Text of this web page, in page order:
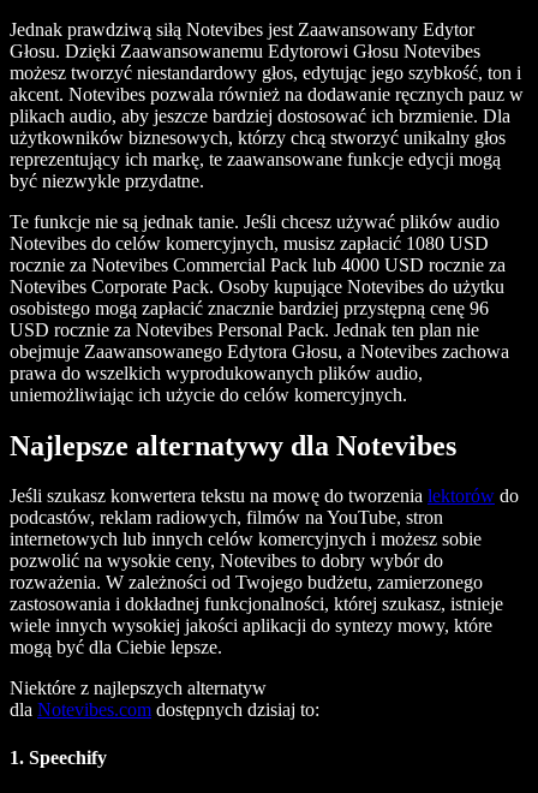
Jednak prawdziwą siłą Notevibes jest Zaawansowany Edytor
Głosu. Dzięki Zaawansowanemu Edytorowi Głosu Notevibes
możesz tworzyć niestandardowy głos, edytując jego szybkość, ton i
akcent. Notevibes pozwala również na dodawanie ręcznych pauz w
plikach audio, aby jeszcze bardziej dostosować ich brzmienie. Dla
użytkowników biznesowych, którzy chcą stworzyć unikalny głos
reprezentujący ich markę, te zaawansowane funkcje edycji mogą
być niezwykle przydatne.
Te funkcje nie są jednak tanie. Jeśli chcesz używać plików audio
Notevibes do celów komercyjnych, musisz zapłacić 1080 USD
rocznie za Notevibes Commercial Pack lub 4000 USD rocznie za
Notevibes Corporate Pack. Osoby kupujące Notevibes do użytku
osobistego mogą zapłacić znacznie bardziej przystępną cenę 96
USD rocznie za Notevibes Personal Pack. Jednak ten plan nie
obejmuje Zaawansowanego Edytora Głosu, a Notevibes zachowa
prawa do wszelkich wyprodukowanych plików audio,
uniemożliwiając ich użycie do celów komercyjnych.
Najlepsze alternatywy dla Notevibes
Jeśli szukasz konwertera tekstu na mowę do tworzenia lektorów do
podcastów, reklam radiowych, filmów na YouTube, stron
internetowych lub innych celów komercyjnych i możesz sobie
pozwolić na wysokie ceny, Notevibes to dobry wybór do
rozważenia. W zależności od Twojego budżetu, zamierzonego
zastosowania i dokładnej funkcjonalności, której szukasz, istnieje
wiele innych wysokiej jakości aplikacji do syntezy mowy, które
mogą być dla Ciebie lepsze.
Niektóre z najlepszych alternatyw
dla Notevibes.com dostępnych dzisiaj to:
1. Speechify